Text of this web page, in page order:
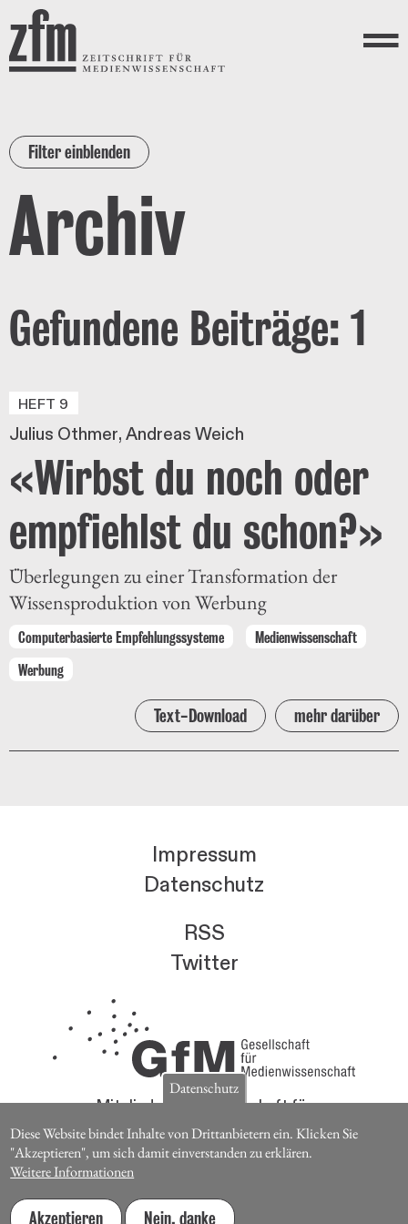
Direkt zum Inhalt
ZEITSCHRIFT FÜR
MEDIENWISSENSCHAFT
Menü
Filter einblenden
Archiv
Gefundene Beiträge: 1
HEFT 9
Julius Othmer Andreas Weich
«Wirbst du noch oder
empfiehlst du schon?»
Überlegungen zu einer Transformation der
Wissensproduktion von Werbung
Computerbasierte Empfehlungssysteme
Medienwissenschaft
Werbung
Text-Download mehr darüber
Impressum
Datenschutz
RSS
Twitter
Mitglieder der Gesellschaft für
Medienwissenschaft erhalten die Zeitschrift für
Medienwissenschaft kostenlos.
Jetzt Mitglied werden
Datenschutz
Diese Website bindet Inhalte von Drittanbietern ein. Klicken Sie
"Akzeptieren", um sich damit einverstanden zu erklären.
Weitere Informationen
Akzeptieren Nein, danke